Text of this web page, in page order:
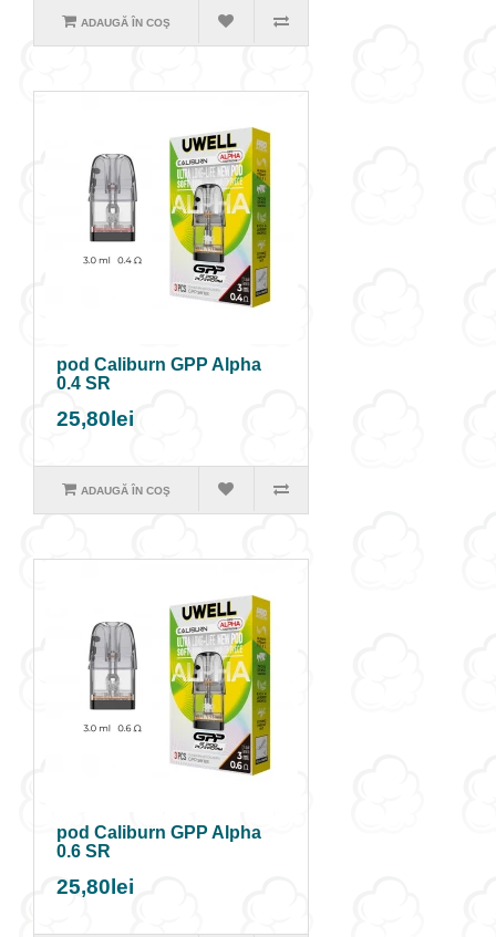
ADAUGĂ ÎN COŞ
pod Caliburn GPP Alpha
0.4 SR
25,80lei
ADAUGĂ ÎN COŞ
pod Caliburn GPP Alpha
0.6 SR
25,80lei